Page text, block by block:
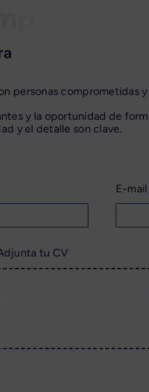
personas comprometidas
y la oportunidad de
y el detalle son clave.
E-mail
tu CV